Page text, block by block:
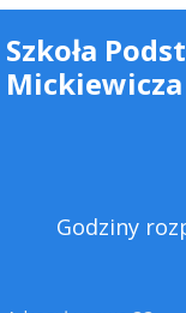
Szkoła
Godziny